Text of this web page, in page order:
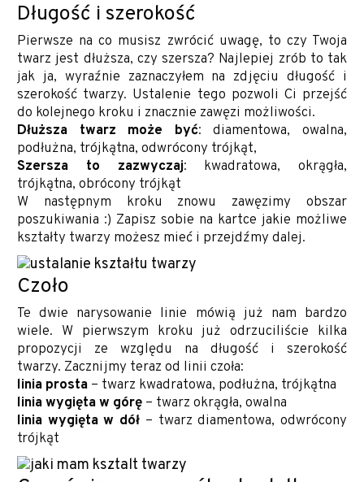
Długość i szerokość
Pierwsze na co musisz zwrócić uwagę, to czy Twoja
twarz jest dłuższa, czy szersza? Najlepiej zrób to tak
jak ja, wyraźnie zaznaczyłem na zdjęciu długość i
szerokość twarzy. Ustalenie tego pozwoli Ci przejść
do kolejnego kroku i znacznie zawęzi możliwości.
Dłuższa twarz może być: diamentowa, owalna,
podłużna, trójkątna, odwrócony trójkąt,
Szersza to zazwyczaj: kwadratowa, okrągła,
trójkątna, obrócony trójkąt
W następnym kroku znowu zawęzimy obszar
poszukiwania :) Zapisz sobie na kartce jakie możliwe
kształty twarzy możesz mieć i przejdźmy dalej.
Czoło
Te dwie narysowanie linie mówią już nam bardzo
wiele. W pierwszym kroku już odrzuciliście kilka
propozycji ze względu na długość i szerokość
twarzy. Zacznijmy teraz od linii czoła:
linia prosta – twarz kwadratowa, podłużna, trójkątna
linia wygięta w górę – twarz okrągła, owalna
linia wygięta w dół – twarz diamentowa, odwrócony
trójkąt